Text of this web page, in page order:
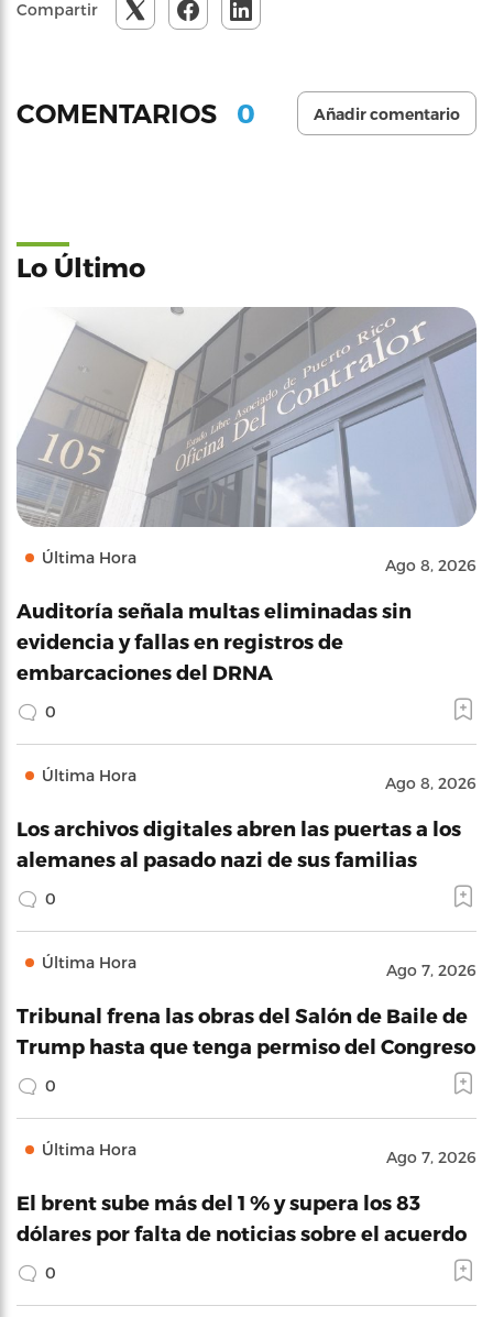
Compartir
COMENTARIOS 0 Añadir comentario
Lo Último
Última Hora Ago 8, 2026
Auditoría señala multas eliminadas sin
evidencia y fallas en registros de
embarcaciones del DRNA
0
Última Hora Ago 8, 2026
Los archivos digitales abren las puertas a los
alemanes al pasado nazi de sus familias
0
Última Hora Ago 7, 2026
Tribunal frena las obras del Salón de Baile de
Trump hasta que tenga permiso del Congreso
0
Última Hora Ago 7, 2026
El brent sube más del 1 % y supera los 83
dólares por falta de noticias sobre el acuerdo
0